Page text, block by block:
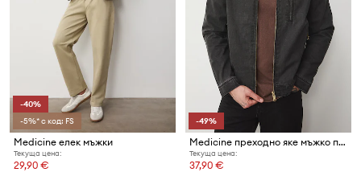
-40%
-5%* с код: FS
Medicine елек мъжки
Текуща цена:
29,90 €
-49%
Medicine преходно яке мъжко памучно
Текуща цена:
37,90 €